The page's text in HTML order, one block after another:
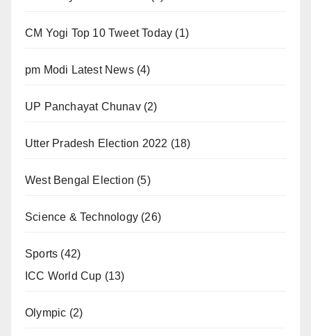
CM Yogi Top 10 Tweet Today (1)
pm Modi Latest News(4)
UP Panchayat Chunav(2)
Utter Pradesh Election 2022 (18)
West Bengal Election (5)
Science & Technology (26)
Sports (42)
ICC World Cup (13)
Olympic (2)